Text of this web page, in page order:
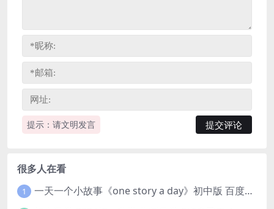
提示：请文明发言
很多人在看
1 一天一个小故事《one story a day》初中版 百度网盘分享下载